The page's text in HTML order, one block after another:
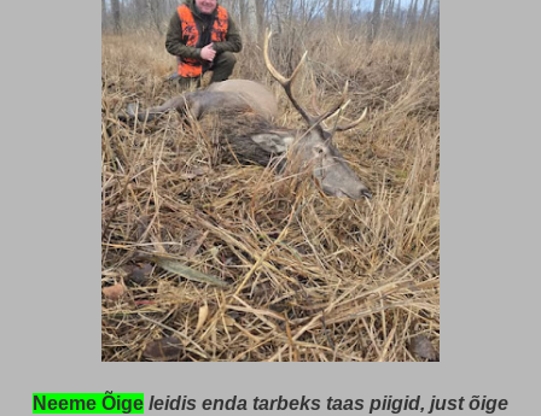
Neeme Õige leidis enda tarbeks taas piigid, just õige